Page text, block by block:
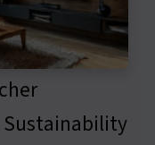
Sustainability